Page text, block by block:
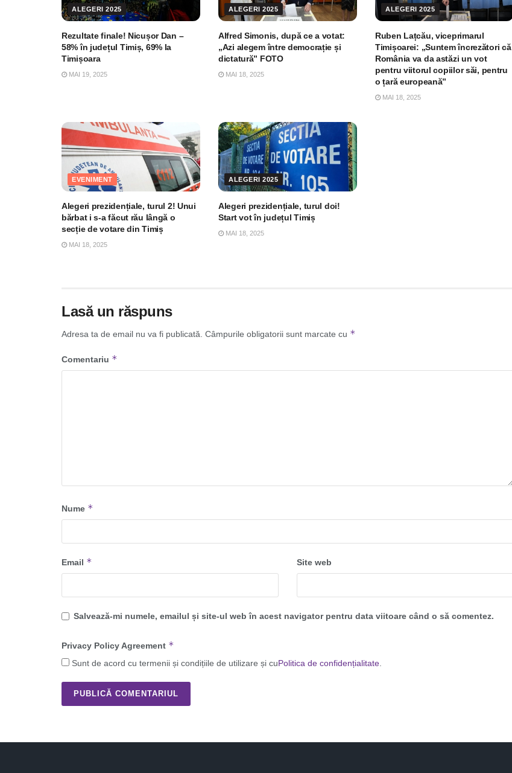
ALEGERI 2025
Rezultate finale! Nicușor Dan –
58% în județul Timiș, 69% la
Timișoara
MAI 19, 2025
ALEGERI 2025
Alfred Simonis, după ce a votat:
„Azi alegem între democrație și
dictatură” FOTO
MAI 18, 2025
ALEGERI 2025
Ruben Lațcău, viceprimarul
Timișoarei: „Suntem încrezători că
România va da astăzi un vot
pentru viitorul copiilor săi, pentru
o țară europeană”
MAI 18, 2025
EVENIMENT
Alegeri prezidențiale, turul 2! Unui
bărbat i s-a făcut rău lângă o
secție de votare din Timiș
MAI 18, 2025
ALEGERI 2025
Alegeri prezidențiale, turul doi!
Start vot în județul Timiș
MAI 18, 2025
Lasă un răspuns
Adresa ta de email nu va fi publicată. Câmpurile obligatorii sunt marcate cu *
Comentariu *
Nume *
Email * Site web
Salvează-mi numele, emailul și site-ul web în acest navigator pentru data viitoare când o să comentez.
Privacy Policy Agreement *
Sunt de acord cu termenii și condițiile de utilizare și cuPolitica de confidențialitate